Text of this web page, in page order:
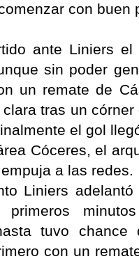
con buen
ante Liniers
sin poder
un remate de
tras un
el gol
Cóceres, el
a las redes.
Liniers
tuvo
con un